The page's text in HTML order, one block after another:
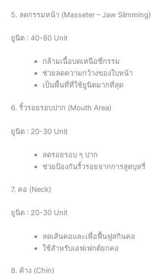
5. ลดกรรมหน้า (Masseter – Jaw Slimming)
ยูนิต : 40-80 Unit
กล้ามเนื้อบดเหนือซี่กรรม
ช่วยลดความกว้างของใบหน้า
เป็นพื้นที่ที่ใช้ยูนิตมากที่สุด
6. ริ้วรอยรอบปาก (Mouth Area)
ยูนิต : 20-30 Unit
ลดรอยรอบ ๆ ปาก
ช่วยป้องกันริ้วรอยจากการสูดบุหรี่
7. คอ (Neck)
ยูนิต : 20-30 Unit
ลดเส้นคอและเพื่อฟื้นฟูสกินคอ
ใช้สำหรับเอฟเฟกต์ยกคอ
8. ค้าง (Chin)